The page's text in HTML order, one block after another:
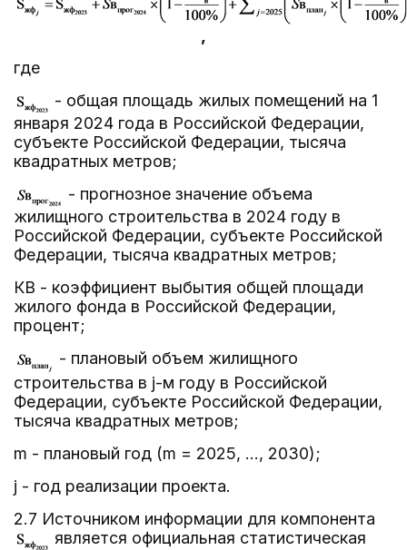
где
- общая площадь жилых помещений на 1
января 2024 года в Российской Федерации,
субъекте Российской Федерации, тысяча
квадратных метров;
- прогнозное значение объема
жилищного строительства в 2024 году в
Российской Федерации, субъекте Российской
Федерации, тысяча квадратных метров;
КВ - коэффициент выбытия общей площади
жилого фонда в Российской Федерации,
процент;
- плановый объем жилищного
строительства в j-м году в Российской
Федерации, субъекте Российской Федерации,
тысяча квадратных метров;
m - плановый год (m = 2025, ..., 2030);
j - год реализации проекта.
2.7 Источником информации для компонента
является официальная статистическая